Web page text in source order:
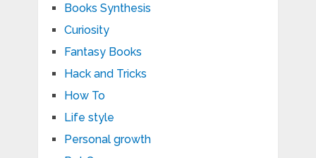
Books Synthesis
Curiosity
Fantasy Books
Hack and Tricks
How To
Life style
Personal growth